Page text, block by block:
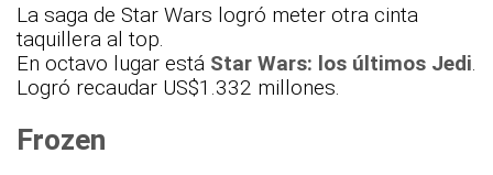
La saga de Star Wars logró meter otra cinta
taquillera al top.
En octavo lugar está Star Wars: los últimos Jedi
Logró recaudar US$1.332 millones.
Frozen